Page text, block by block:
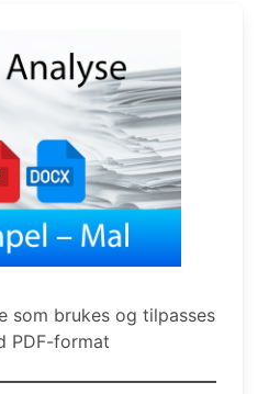
som brukes og tilpasses
PDF-format